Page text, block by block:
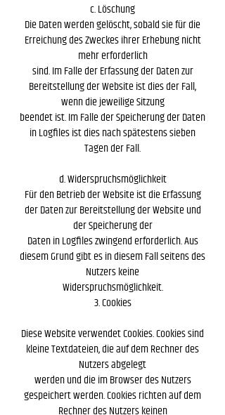
c. Löschung
Die Daten werden gelöscht, sobald sie für die
Erreichung des Zweckes ihrer Erhebung nicht
mehr erforderlich
sind. Im Falle der Erfassung der Daten zur
Bereitstellung der Website ist dies der Fall,
wenn die jeweilige Sitzung
beendet ist. Im Falle der Speicherung der Daten
in Logfiles ist dies nach spätestens sieben
Tagen der Fall.
d. Widerspruchsmöglichkeit
Für den Betrieb der Website ist die Erfassung
der Daten zur Bereitstellung der Website und
der Speicherung der
Daten in Logfiles zwingend erforderlich. Aus
diesem Grund gibt es in diesem Fall seitens des
Nutzers keine
Widerspruchsmöglichkeit.
3. Cookies
Diese Website verwendet Cookies. Cookies sind
kleine Textdateien, die auf dem Rechner des
Nutzers abgelegt
werden und die im Browser des Nutzers
gespeichert werden. Cookies richten auf dem
Rechner des Nutzers keinen